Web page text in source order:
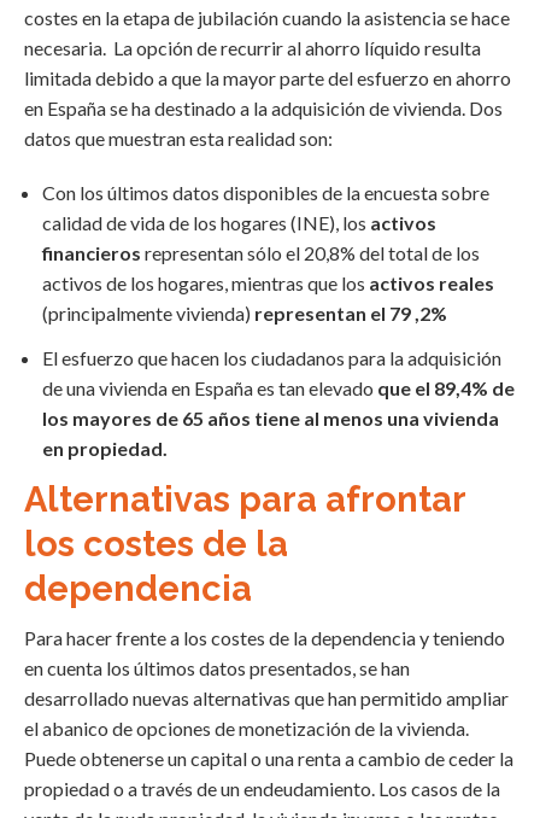
costes en la etapa de jubilación cuando la asistencia se hace
necesaria. La opción de recurrir al ahorro líquido resulta
limitada debido a que la mayor parte del esfuerzo en ahorro
en España se ha destinado a la adquisición de vivienda. Dos
datos que muestran esta realidad son:
Con los últimos datos disponibles de la encuesta sobre
calidad de vida de los hogares (INE), los activos
financieros representan sólo el 20,8% del total de los
activos de los hogares, mientras que los activos reales
(principalmente vivienda) representan el 79 ,2%
El esfuerzo que hacen los ciudadanos para la adquisición
de una vivienda en España es tan elevado que el 89,4% de
los mayores de 65 años tiene al menos una vivienda
en propiedad.
Alternativas para afrontar
los costes de la
dependencia
Para hacer frente a los costes de la dependencia y teniendo
en cuenta los últimos datos presentados, se han
desarrollado nuevas alternativas que han permitido ampliar
el abanico de opciones de monetización de la vivienda.
Puede obtenerse un capital o una renta a cambio de ceder la
propiedad o a través de un endeudamiento. Los casos de la